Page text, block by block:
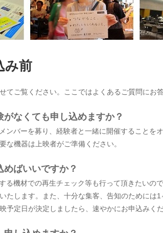
み前
てご覧ください。ここではよくあるご質問にお答
なくても申し込めますか？
ンバーを募り、経験者と一緒に開催することを
な機器は上映者がご準備ください。
ばいいですか？
る機材での再生チェック等も行って頂きたいの
たします。また、十分な集客、告知のためには
予定日が決定しましたら、速やかにお申込みくだ